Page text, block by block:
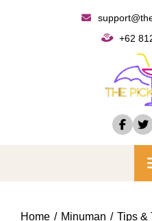
+62
Home Minuman
Tips &